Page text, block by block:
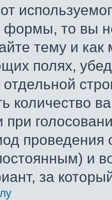
формы, то вы
тему и
полях,
количество
при
проведения
и
за